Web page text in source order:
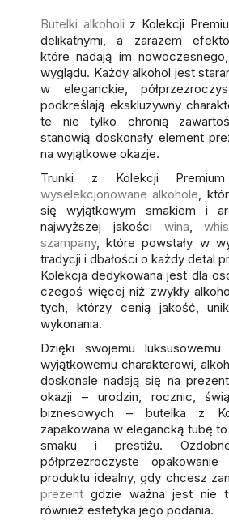
Butelki alkoholi z Kolekcji
delikatnymi, a zarazem
które nadają im
wyglądu. Każdy alkohol jest
w eleganckie,
podkreślają ekskluzywny
te nie tylko chronią
stanowią doskonały element
na wyjątkowe okazje.
Trunki z Kolekcji
wyselekcjonowane alkohole,
się wyjątkowym smakiem i
najwyższej jakości wina,
szampany, które powstały w
tradycji i dbałości o każdy detal
Kolekcja dedykowana jest dla
czegoś więcej niż zwykły
tych, którzy cenią jakość,
wykonania.
Dzięki swojemu
wyjątkowemu charakterowi,
doskonale nadają się na
okazji – urodzin, rocznic,
biznesowych – butelka z
zapakowana w elegancką tubę
smaku i prestiżu.
półprzezroczyste
produktu idealny, gdy chcesz
prezent gdzie ważna jest nie
również estetyka jego podania.